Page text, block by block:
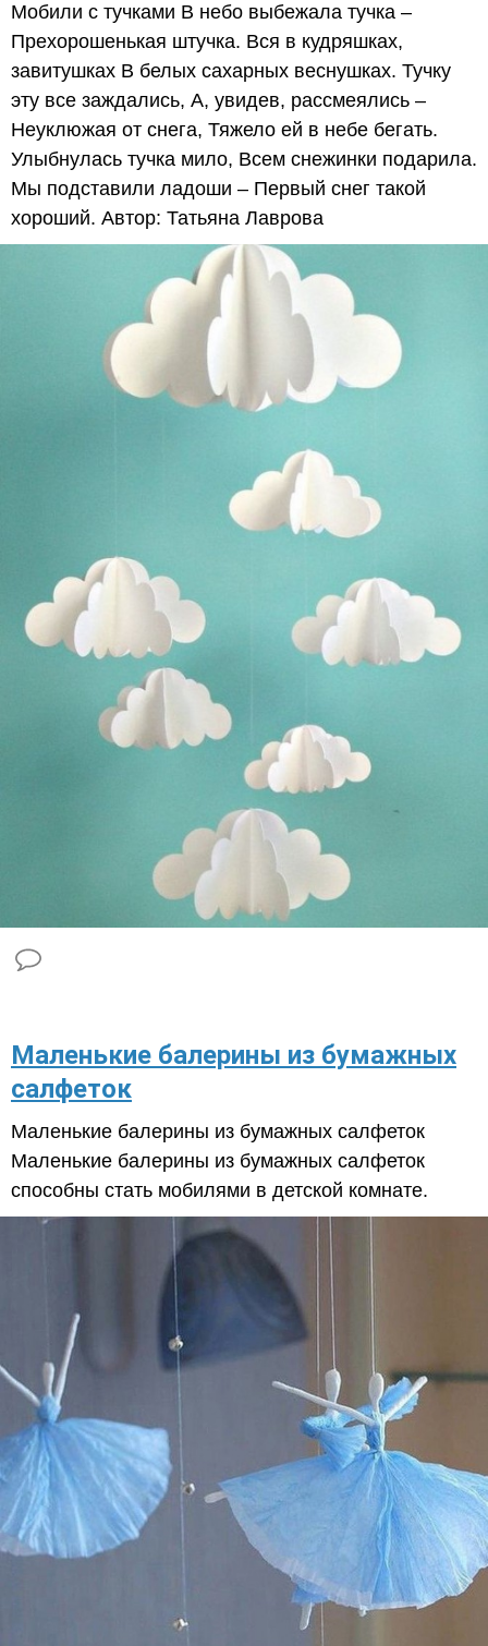
Мобили с тучками В небо выбежала тучка –
Прехорошенькая штучка. Вся в кудряшках,
завитушках В белых сахарных веснушках. Тучку
эту все заждались, А, увидев, рассмеялись –
Неуклюжая от снега, Тяжело ей в небе бегать.
Улыбнулась тучка мило, Всем снежинки подарила.
Мы подставили ладоши – Первый снег такой
хороший. Автор: Татьяна Лаврова
​Маленькие балерины из бумажных
салфеток
Маленькие балерины из бумажных салфеток
Маленькие балерины из бумажных салфеток
способны стать мобилями в детской комнате.